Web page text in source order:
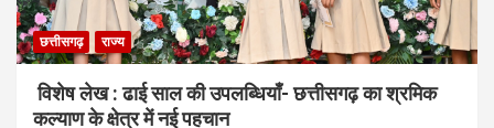
छत्तीसगढ़ राज्य
विशेष लेख : ढाई साल की उपलब्धियाँ- छत्तीसगढ़ का श्रमिक
कल्याण के क्षेत्र में नई पहचान